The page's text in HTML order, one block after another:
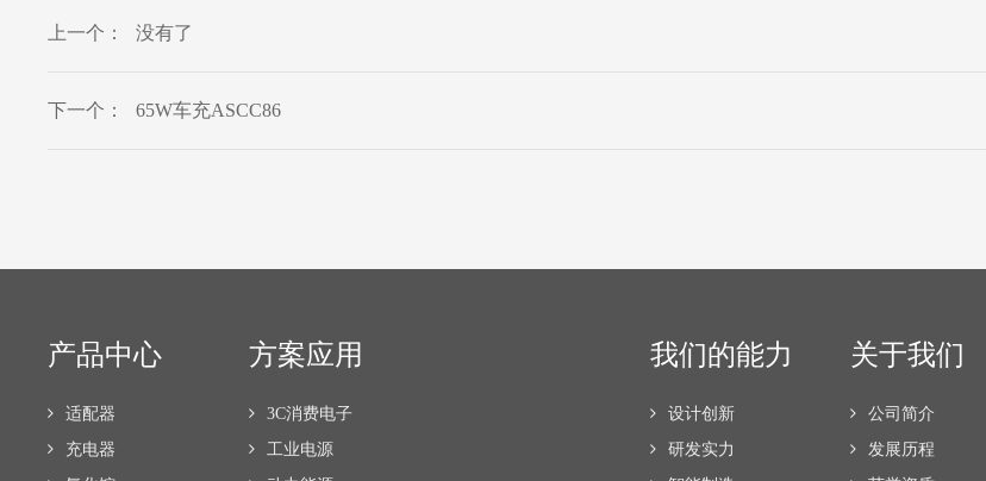
上一个： 没有了
下一个： 65W车充ASCC86
产品中心
适配器
充电器
方案应用
3C消费电子
工业电源
我们的能力
设计创新
研发实力
关于我们
公司简介
发展历程